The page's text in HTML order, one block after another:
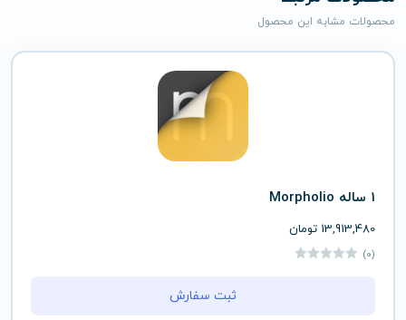
محصولات مشابه این محصول
1 ساله Morpholio
13,913,480 تومان
(0)
ثبت سفارش